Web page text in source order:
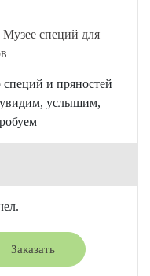
Музее специй для
и пряностей
услышим,
Заказать